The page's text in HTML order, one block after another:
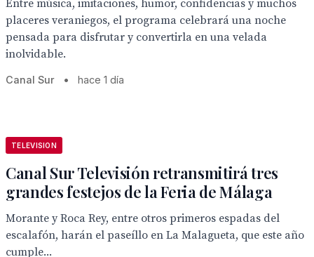
Entre música, imitaciones, humor, confidencias y muchos
placeres veraniegos, el programa celebrará una noche
pensada para disfrutar y convertirla en una velada
inolvidable.
Canal Sur • hace 1 día
TELEVISION
Canal Sur Televisión retransmitirá tres
grandes festejos de la Feria de Málaga
Morante y Roca Rey, entre otros primeros espadas del
escalafón, harán el paseíllo en La Malagueta, que este año
cumple...